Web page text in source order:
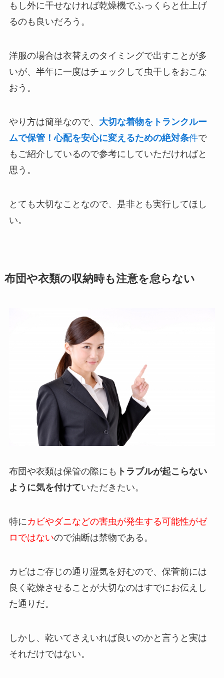
もし外に干せなければ乾燥機でふっくらと仕上げ
るのも良いだろう。
洋服の場合は衣替えのタイミングで出すことが多
いが、半年に一度はチェックして虫干しをおこな
おう。
やり方は簡単なので、 大切な着物をトランクルー
ムで保管！心配を安心に変えるための絶対条件で
もご紹介しているので参考にしていただければと
思う。
とても大切なことなので、是非とも実行してほし
い。
布団や衣類の収納時も注意を怠らない
布団や衣類は保管の際にも トラブルが起こらない
ように気を付けていただきたい。
特にカビやダニなどの害虫が発生する可能性がゼ
ロではないので油断は禁物である。
カビはご存じの通り湿気を好むので、保菅前には
良く乾燥させることが大切なのはすでにお伝えし
た通りだ。
しかし、乾いてさえいれば良いのかと言うと実は
それだけではない。